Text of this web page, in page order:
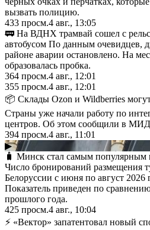
вызвать полицию.
433 просм.4 авг., 13:05
🚃 На ВДНХ трамвай сошел с
автобусом По данным очевидцев,
районе аварии остановлено. На
образовалась пробка.
364 просм.4 авг., 12:01
355 просм.4 авг., 12:01
📦 Склады Ozon и Wildberries могут
Страны уже начали работу по
центров. Об этом сообщили в
394 просм.4 авг., 11:01
▶
🧳 Минск стал самым популярным
Число бронирований размещения
Белоруссии с июня по август 2026
Показатель приведен по
прошлого года.
425 просм.4 авг., 10:04
⚡️ «Вектор» запатентовал новый